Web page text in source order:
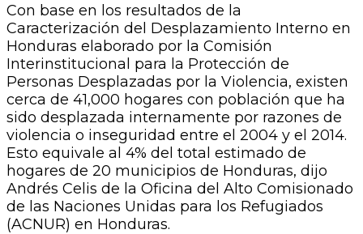
Con base en los resultados de la
Caracterización del Desplazamiento Interno en
Honduras elaborado por la Comisión
Interinstitucional para la Protección de
Personas Desplazadas por la Violencia, existen
cerca de 41,000 hogares con población que ha
sido desplazada internamente por razones de
violencia o inseguridad entre el 2004 y el 2014.
Esto equivale al 4% del total estimado de
hogares de 20 municipios de Honduras, dijo
Andrés Celis de la Oficina del Alto Comisionado
de las Naciones Unidas para los Refugiados
(ACNUR) en Honduras.